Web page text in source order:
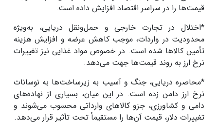
قیمت‌ها را در سراسر اقتصاد افزایش داده است.
*اختلال در تجارت خارجی و حمل‌ونقل دریایی، به‌ویژه
محدودیت در واردات، موجب کاهش عرضه و افزایش هزینه
تأمین کالاها شده است. در خصوص مواد غذایی نیز تغییرات
نرخ ارز به روند قیمت‌ها جهت می‌دهد.
*محاصره دریایی، جنگ و آسیب به زیرساخت‌ها به نوسانات
نرخ ارز دامن زده است. در این میان، بسیاری از نهاده‌های
دامی و کشاورزی، جزو کالاهای وارداتی محسوب می‌شوند و
تغییرات دلار، قیمت آن‌ها را مستقیماً تحت تأثیر قرار می‌دهد.